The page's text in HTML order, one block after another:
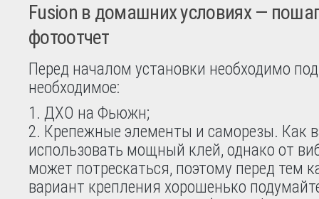
Fusion в домашних условиях —
фотоотчет
Перед началом установки необходимо
необходимое:
ДХО на Фьюжн;
Крепежные элементы и саморезы. Как
использовать мощный клей, однако от
может потрескаться, поэтому перед тем
вариант крепления хорошенько